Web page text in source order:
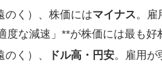
のく）、株価にはマイナス。雇
度な減速」**が株価には最も好
く）、 ドル高・円安。雇用が